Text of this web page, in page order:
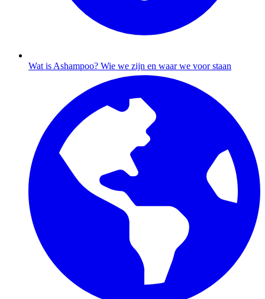
Wat is Ashampoo? Wie we zijn en waar we voor staan